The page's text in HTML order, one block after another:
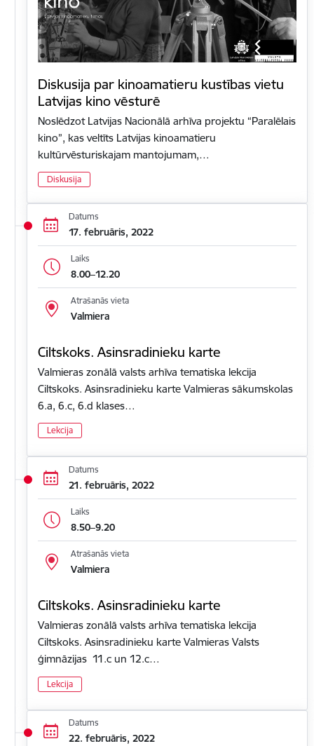
Diskusija par kinoamatieru kustības vietu
Latvijas kino vēsturē
Noslēdzot Latvijas Nacionālā arhīva projektu “Paralēlais
kino”, kas veltīts Latvijas kinoamatieru
kultūrvēsturiskajam mantojumam,…
Diskusija
Datums
17. februāris, 2022
Laiks
8.00–12.20
Atrašanās vieta
Valmiera
Ciltskoks. Asinsradinieku karte
Valmieras zonālā valsts arhīva tematiska lekcija
Ciltskoks. Asinsradinieku karte Valmieras sākumskolas
6.a, 6.c, 6.d klases…
Lekcija
Datums
21. februāris, 2022
Laiks
8.50–9.20
Atrašanās vieta
Valmiera
Ciltskoks. Asinsradinieku karte
Valmieras zonālā valsts arhīva tematiska lekcija
Ciltskoks. Asinsradinieku karte Valmieras Valsts
ģimnāzijas 11.c un 12.c…
Lekcija
Datums
22. februāris, 2022